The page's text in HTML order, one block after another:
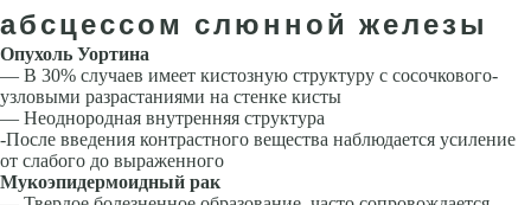
абсцессом слюнной железы
Опухоль Уортина
— В 30% случаев имеет кистозную структуру с сосочкового-
узловыми разрастаниями на стенке кисты
— Неоднородная внутренняя структура
-После введения контрастного вещества наблюдает­ся усиление
от слабого до выраженного
Мукоэпидермоидный рак